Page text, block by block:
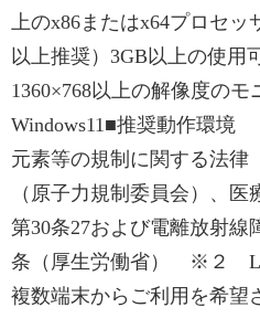
上のx86またはx64プロセッ
以上推奨）3GB以上の使用
1360×768以上の解像度のモ
Windows11■推奨動作環
元素等の規制に関する法律
（原子力規制委員会）、医
第30条27および電離放射線
条（厚生労働省） ※２
複数端末からご利用を希望